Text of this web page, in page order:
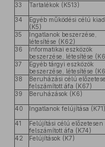
33 Tartalékok (K513)
34
Egyéb működési célú
(K5)
35
Ingatlanok beszerzése,
létesítése (K62)
36
Informatikai eszközök
beszerzése, létesítése
37
Egyéb tárgyi eszközök
beszerzése, létesítése
38
Beruházási célú
felszámított áfa (K67)
39 Beruházások (K6)
40 Ingatlanok felújítása (K71)
41
Felújítási célú előzetesen
felszámított áfa (K74)
42 Felújítások (K7)